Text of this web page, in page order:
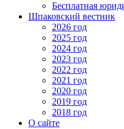
Бесплатная
Шпаковский вестник
2026 год
2025 год
2024 год
2023 год
2022 год
2021 год
2020 год
2019 год
2018 год
О сайте